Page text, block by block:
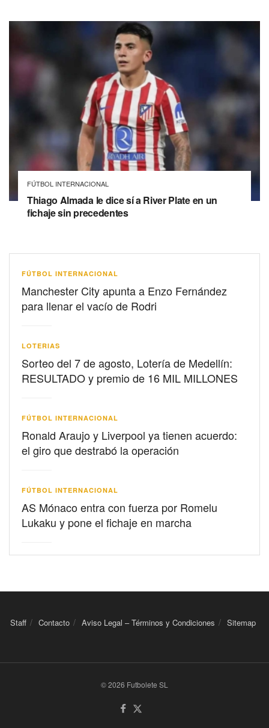
FÚTBOL INTERNACIONAL
Thiago Almada le dice sí a River Plate en un
fichaje sin precedentes
FÚTBOL INTERNACIONAL
Manchester City apunta a Enzo Fernández
para llenar el vacío de Rodri
LOTERIAS
Sorteo del 7 de agosto, Lotería de Medellín:
RESULTADO y premio de 16 MIL MILLONES
FÚTBOL INTERNACIONAL
Ronald Araujo y Liverpool ya tienen acuerdo:
el giro que destrabó la operación
FÚTBOL INTERNACIONAL
AS Mónaco entra con fuerza por Romelu
Lukaku y pone el fichaje en marcha
Staff Contacto Aviso Legal – Términos y Condiciones Sitemap
© 2026 Futbolete SL